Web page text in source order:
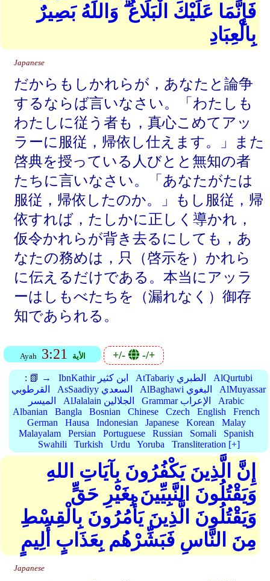
فَإِنَّمَا عَلَيْكَ الْبَلَاغُ ۗ وَاللهُ بَصِيرٌ
بِالْعِبَادِ
Japanese
だからもしかれらが，あなたと論争
するならば言いなさい。「わたしも
わたしに従う者も，真心こめてアッ
ラーに服従，帰依し仕えます。」また
啓典を授っている人びとと無知の者
たちに言いなさい。「あなたがたは
服従，帰依したのか。」もし服従，帰
依すれば，たしかに正しく導かれ，
仮令かれらが背き去るにしても，あ
なたの務めは，只（啓示を）かれら
に伝えるだけである。本当にアッラ
ーはしもべたちを（漏れなく）御存
知であられる。
Ayah 3:21 الأية +/- -/+
: 📗 → IbnKathir ابن كثير AtTabariy الطبري
AlQurtubi
القرطوبي
AsSaadiyy السعدي AlBaghawi البغوي
AlMuyassar
الميسر
AlJalalain الجلالين Grammar الإعراب
Arabic
Albanian
Bangla Bosnian Chinese Czech English
French
German
Hausa Indonesian Japanese Korean
Malay
Malayalam
Persian Portuguese Russian Somali
Spanish
Swahili
Turkish Urdu Yoruba Transliteration [+]
إِنَّ الَّذِينَ يَكْفُرُونَ بِآيَاتِ اللهِ
وَيَقْتُلُونَ النَّبِيِّينَ بِغَيْرِ حَقٍّ
وَيَقْتُلُونَ الَّذِينَ يَأْمُرُونَ بِالْقِسْطِ
مِنَ النَّاسِ فَبَشِّرْهُم بِعَذَابٍ أَلِيمٍ
Japanese